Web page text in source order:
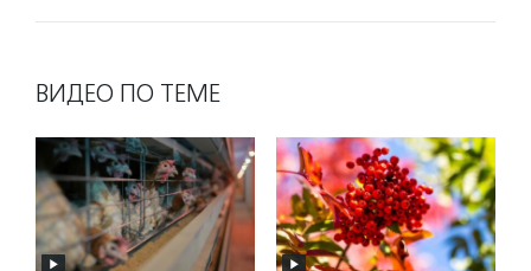
ВИДЕО ПО ТЕМЕ